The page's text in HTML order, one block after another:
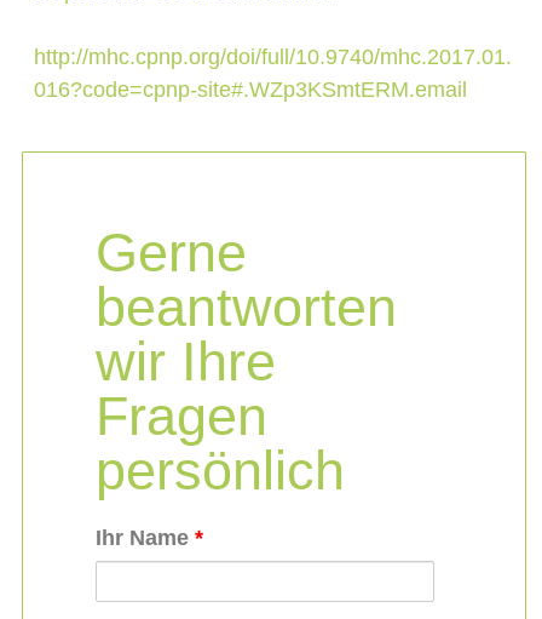
http://mhc.cpnp.org/doi/full/10.9740/mhc.2017.01.
016?code=cpnp-site#.WZp3KSmtERM.email
Gerne
beantworten
wir Ihre
Fragen
persönlich
Ihr Name *